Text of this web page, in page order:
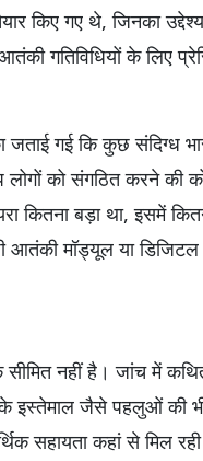
किए गए थे, जिनका
गतिविधियों के लिए
गई कि कुछ संदिग्ध
को संगठित करने की
कितना बड़ा था, इसमें
मॉड्यूल या डिजिटल
सीमित नहीं है। जांच में
के इस्तेमाल जैसे पहलुओं की
सहायता कहां से मिल